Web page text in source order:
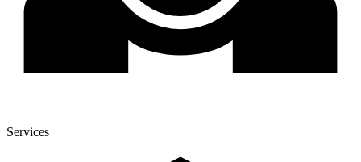
Services